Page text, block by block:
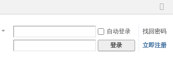
切
到
窄
自动登录
找回密码
登录 立即注册